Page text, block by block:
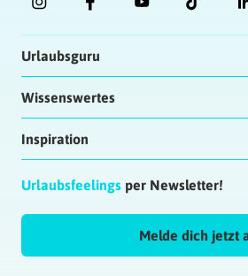
Urlaubsguru
Wissenswertes
Inspiration
Urlaubsfeelings per Newsletter!
Melde dich jetzt